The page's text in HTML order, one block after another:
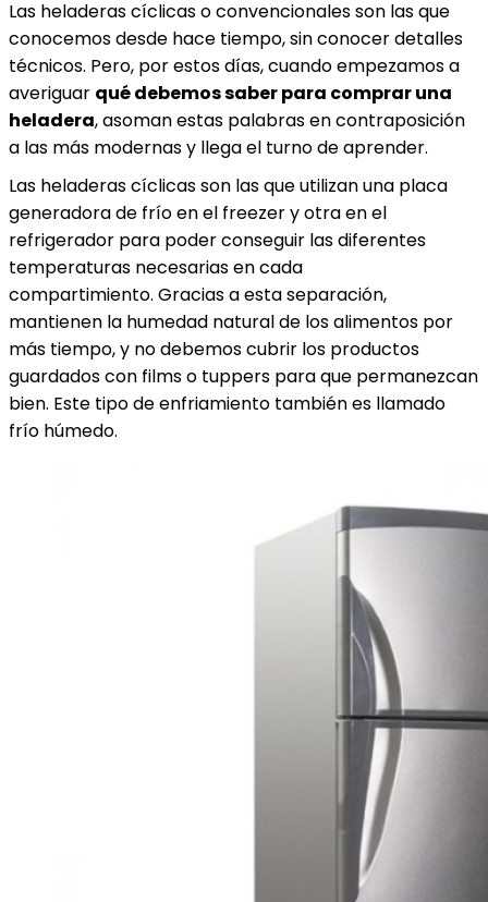
Las heladeras cíclicas o convencionales son las que
conocemos desde hace tiempo, sin conocer detalles
técnicos. Pero, por estos días, cuando empezamos a
averiguar qué debemos saber para comprar una
heladera, asoman estas palabras en contraposición
a las más modernas y llega el turno de aprender.
Las heladeras cíclicas son las que utilizan una placa
generadora de frío en el freezer y otra en el
refrigerador para poder conseguir las diferentes
temperaturas necesarias en cada
compartimiento. Gracias a esta separación,
mantienen la humedad natural de los alimentos por
más tiempo, y no debemos cubrir los productos
guardados con films o tuppers para que permanezcan
bien. Este tipo de enfriamiento también es llamado
frío húmedo.